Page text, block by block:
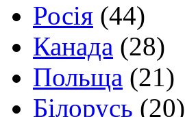
Росія (44)
Канада (28)
Польща (21)
Білорусь (20)